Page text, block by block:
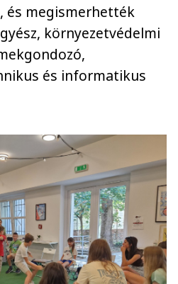
és megismerhették
környezetvédelmi
és informatikus